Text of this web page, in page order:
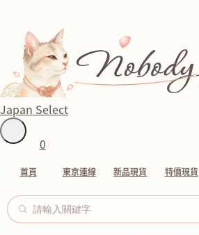
Japan Select
0
首頁 東京連線 新品現貨 特價現貨